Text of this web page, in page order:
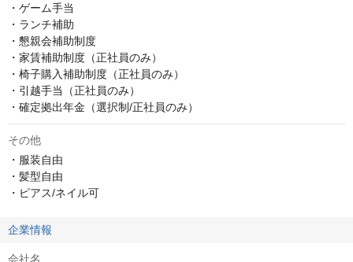
・ゲーム手当
・ランチ補助
・懇親会補助制度
・家賃補助制度（正社員のみ）
・椅子購入補助制度（正社員のみ）
・引越手当（正社員のみ）
・確定拠出年金（選択制/正社員のみ）
その他
・服装自由
・髪型自由
・ピアス/ネイル可
企業情報
会社名